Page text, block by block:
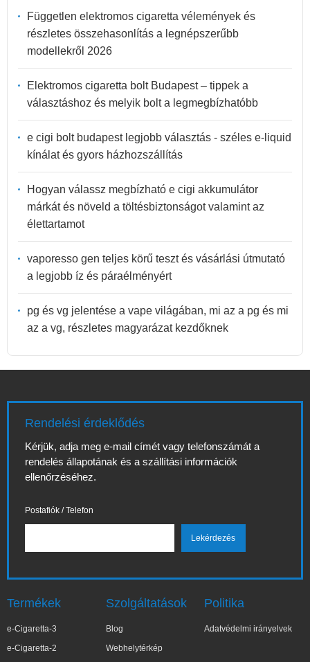
Független elektromos cigaretta vélemények és
részletes összehasonlítás a legnépszerűbb
modellekről 2026
Elektromos cigaretta bolt Budapest – tippek a
választáshoz és melyik bolt a legmegbízhatóbb
e cigi bolt budapest legjobb választás - széles e-liquid
kínálat és gyors házhozszállítás
Hogyan válassz megbízható e cigi akkumulátor
márkát és növeld a töltésbiztonságot valamint az
élettartamot
vaporesso gen teljes körű teszt és vásárlási útmutató
a legjobb íz és páraélményért
pg és vg jelentése a vape világában, mi az a pg és mi
az a vg, részletes magyarázat kezdőknek
Rendelési érdeklődés
Kérjük, adja meg e-mail címét vagy telefonszámát a
rendelés állapotának és a szállítási információk
ellenőrzéséhez.
Postafiók / Telefon
Termékek
e-Cigaretta-3
e-Cigaretta-2
Szolgáltatások
Blog
Webhelytérkép
Politika
Adatvédelmi irányelvek